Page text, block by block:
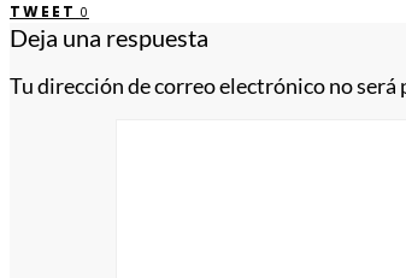
TWEET 0
Deja una respuesta
Tu dirección de correo electrónico no será